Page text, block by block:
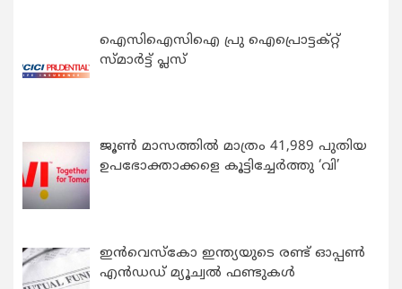
ഐസിഐസിഐ പ്രു ഐപ്രൊട്ടക്റ്റ്
സ്മാർട്ട് പ്ലസ്
ജൂൺ മാസത്തിൽ മാത്രം 41,989 പുതിയ
ഉപഭോക്താക്കളെ കൂട്ടിച്ചേർത്തു ‘വി’
ഇന്‍വെസ്കോ ഇന്ത്യയുടെ രണ്ട് ഓപ്പണ്‍
എന്‍ഡഡ് മ്യൂച്വല്‍ ഫണ്ടുകള്‍